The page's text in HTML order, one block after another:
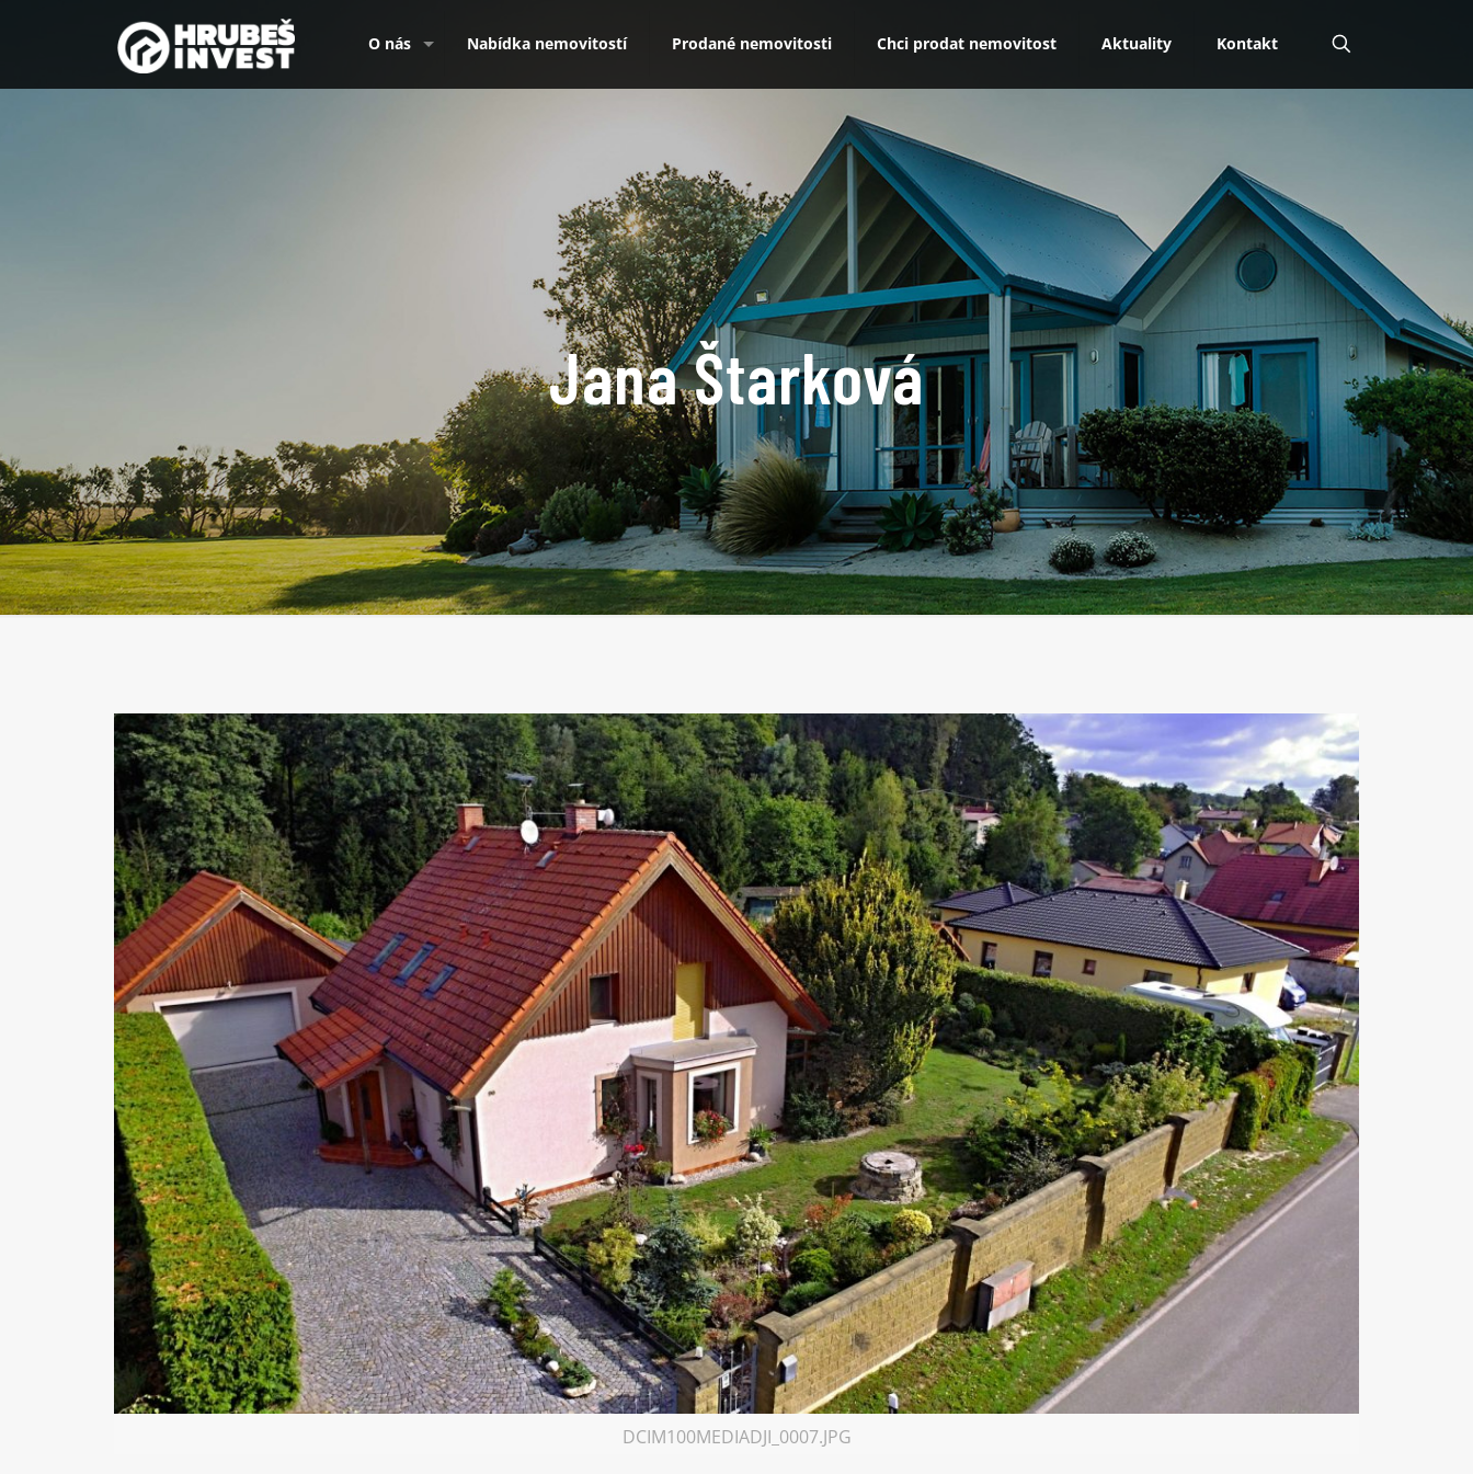
O nás Nabídka nemovitostí Prodané nemovitosti Chci prodat nemovitost Aktuality Kontakt
Jana Štarková
DCIM100MEDIADJI_0007.JPG